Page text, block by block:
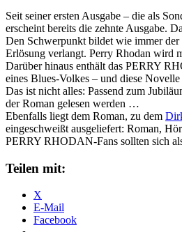
Seit seiner ersten Ausgabe – die als
erscheint bereits die zehnte Ausgabe.
Den Schwerpunkt bildet wie immer
Erlösung verlangt. Perry Rhodan wird
Darüber hinaus enthält das PERRY
eines Blues-Volkes – und diese
Das ist nicht alles: Passend zum
der Roman gelesen werden …
Ebenfalls liegt dem Roman, zu dem
eingeschweißt ausgeliefert: Roman,
PERRY RHODAN-Fans sollten sich
Teilen mit:
X
E-Mail
Facebook